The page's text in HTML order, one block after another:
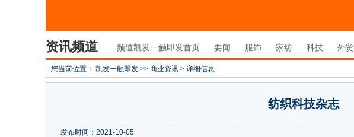
资讯频道 频道凯发一触即发首页 要闻 服饰 家纺 科技 外贸
您当前位置： 凯发一触即发 >> 商业资讯 > 详细信息
纺织科技杂志
发布时间：2021-10-05